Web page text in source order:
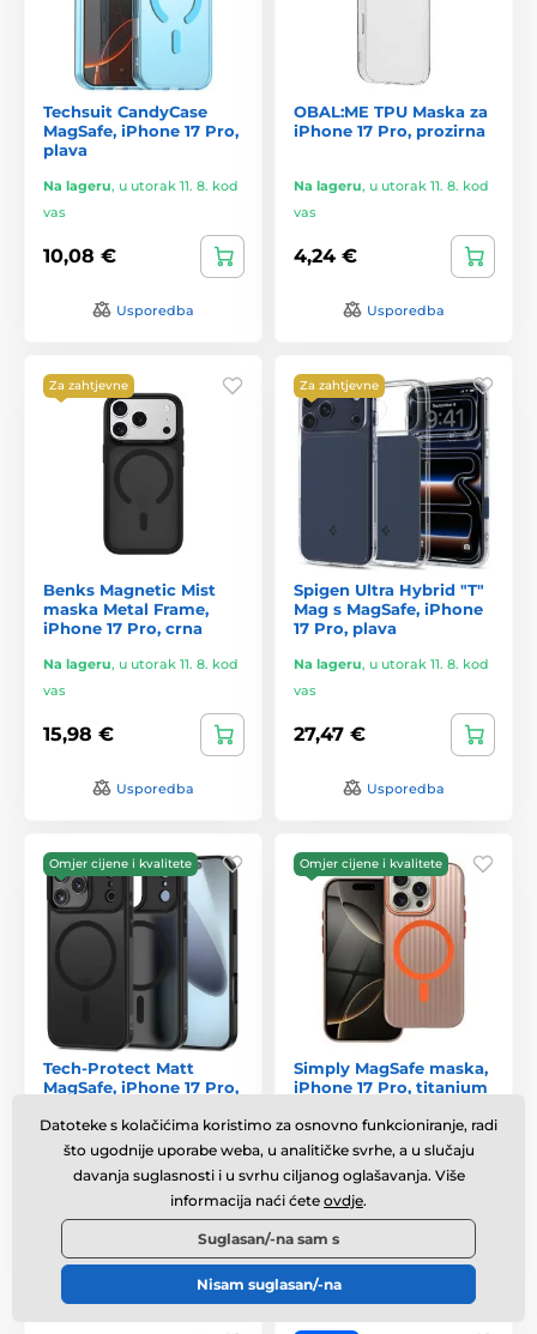
Techsuit CandyCase
MagSafe, iPhone 17 Pro,
plava
Na lageru, u utorak 11. 8. kod
vas
10,08 €
Usporedba
OBAL:ME TPU Maska za
iPhone 17 Pro, prozirna
Na lageru, u utorak 11. 8. kod
vas
4,24 €
Usporedba
Za zahtjevne
Benks Magnetic Mist
maska Metal Frame,
iPhone 17 Pro, crna
Na lageru, u utorak 11. 8. kod
vas
15,98 €
Usporedba
Za zahtjevne
Spigen Ultra Hybrid "T"
Mag s MagSafe, iPhone
17 Pro, plava
Na lageru, u utorak 11. 8. kod
vas
27,47 €
Usporedba
Omjer cijene i kvalitete
Tech-Protect Matt
MagSafe, iPhone 17 Pro,
Na lageru
u utorak 11. 8. kod
Usporedba
Omjer cijene i kvalitete
Simply MagSafe maska,
iPhone 17 Pro, titanium
Na lageru
u utorak 11. 8. kod
vas
10,08 €
Usporedba
Datoteke s kolačićima koristimo za osnovno funkcioniranje, radi
što ugodnije uporabe weba, u analitičke svrhe, a u slučaju
davanja suglasnosti i u svrhu ciljanog oglašavanja. Više
informacija naći ćete ovdje.
Suglasan/-na sam s
Nisam suglasan/-na